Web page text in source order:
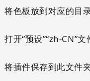
将色板放到对应的目
打开“预设”“zh-CN”
将插件保存到此文件夹